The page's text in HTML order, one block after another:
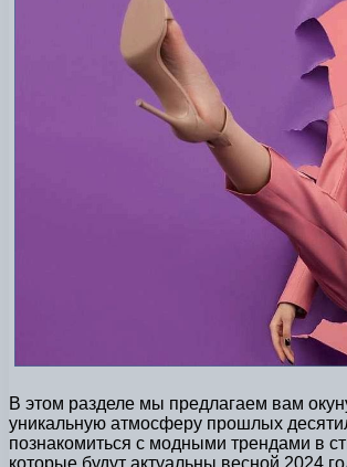
В этом разделе мы предлагаем вам
уникальную атмосферу прошлых
познакомиться с модными трендами в
которые будут актуальны весной 2024